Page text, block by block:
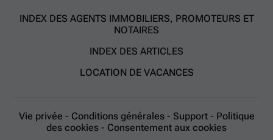
INDEX DES AGENTS IMMOBILIERS, PROMOTEURS ET
NOTAIRES
INDEX DES ARTICLES
LOCATION DE VACANCES
Vie privée - Conditions générales - Support - Politique
des cookies - Consentement aux cookies